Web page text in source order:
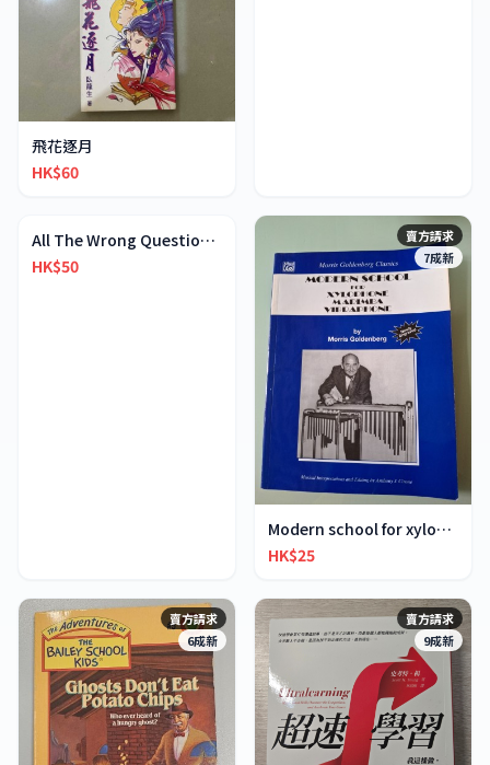
飛花逐月
HK$60
賣方請求
All The Wrong Questions 2: "When Did You See Her L
HK$50
賣方請求
7成新
Modern school for xylophone marimba vibraphone
HK$25
賣方請求
6成新
賣方請求
9成新